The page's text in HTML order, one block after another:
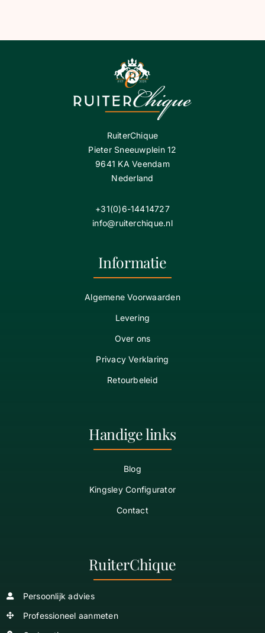
RuiterChique
Pieter Sneeuwplein 12
9641 KA Veendam
Nederland
+31(0)6-14414727
info@ruiterchique.nl
Informatie
Algemene Voorwaarden
Levering
Over ons
Privacy Verklaring
Retourbeleid
Handige links
Blog
Kingsley Configurator
Contact
RuiterChique
Persoonlijk advies
Professioneel aanmeten